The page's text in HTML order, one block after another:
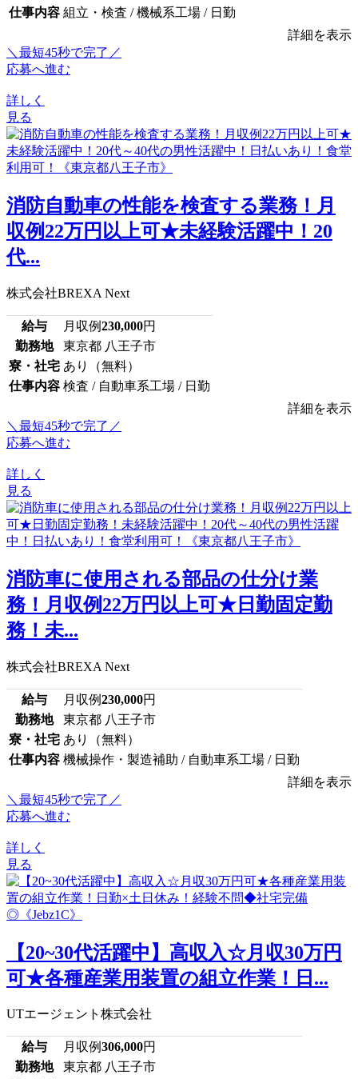
仕事内容 組立・検査 / 機械系工場 / 日勤
詳細を表示
＼最短45秒で完了／
応募へ進む
詳しく
見る
消防自動車の性能を検査する業務！月
収例22万円以上可★未経験活躍中！20
代...
株式会社BREXA Next
給与 月収例230,000円
勤務地
東京都 八王子市
寮・社宅 あり（無料）
仕事内容 検査 / 自動車系工場 / 日勤
詳細を表示
＼最短45秒で完了／
応募へ進む
詳しく
見る
消防車に使用される部品の仕分け業
務！月収例22万円以上可★日勤固定勤
務！未...
株式会社BREXA Next
給与 月収例230,000円
勤務地
東京都 八王子市
寮・社宅 あり（無料）
仕事内容 機械操作・製造補助 / 自動車系工場 / 日勤
詳細を表示
＼最短45秒で完了／
応募へ進む
詳しく
見る
【20~30代活躍中】高収入☆月収30万円
可★各種産業用装置の組立作業！日...
UTエージェント株式会社
給与 月収例306,000円
勤務地
東京都 八王子市